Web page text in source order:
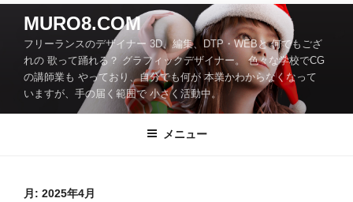
コ
MURO8.COM
フリーランスのデザイナー 3D、編集、DTP・WEBと 何でもござ
れの 歌って踊れる？ グラフィックデザイナー。 色々な学校でCG
の講師業も やっており、自分でも何が 本業かわからなくなって
いますが、手の届く範囲で 小さく活動中。
メニュー
月: 2025年4月